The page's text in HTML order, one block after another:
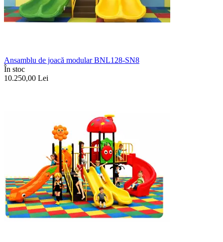
Ansamblu de joacă modular BNL128-SN8
În stoc
10.250,00 Lei